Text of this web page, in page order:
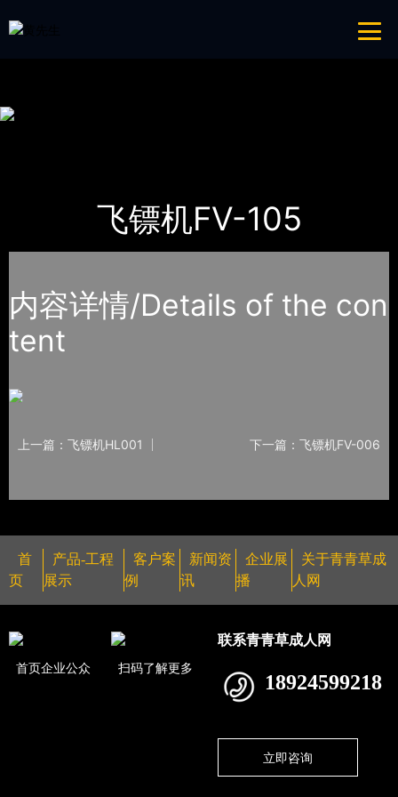
导航
网站地图
飞镖机FV-105
内容详情/Details of the con
tent
上一篇：飞镖机HL001 下一篇：飞镖机FV-006
首
页
产品-工程
展示
客户案
例
新闻资
讯
企业展
播
关于青青草成
人网
首页企业公众 扫码了解更多
联系青青草成人网
18924599218
立即咨询